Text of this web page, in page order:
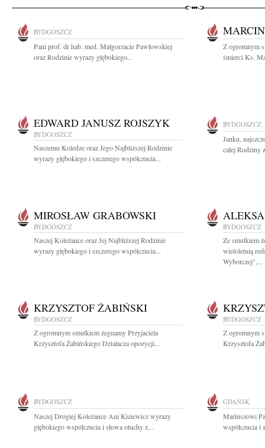
BYDGOSZCZ
Pani prof. dr hab. med. Małgorzacie Pawłowskiej
oraz Rodzinie wyrazy głębokiego...
Z ogromnym
śmierci Ks.
EDWARD JANUSZ ROJSZYK
BYDGOSZCZ
Naszemu Koledze oraz Jego Najbliższej Rodzinie
wyrazy głębokiego i szczerego współczucia...
BYDGOSZCZ
Janku,
całej Rodziny
MIROSŁAW GRABOWSKI
BYDGOSZCZ
Naszej Koleżance oraz Jej Najbliższej Rodzinie
wyrazy głębokiego i szczerego współczucia...
BYDGOSZCZ
Ze smutkiem
wieloletnią
Wyborczej",...
KRZYSZTOF ŻABIŃSKI
BYDGOSZCZ
Z ogromnym smutkiem żegnamy Przyjaciela
Krzysztofa Żabińskiego Działacza opozycji...
BYDGOSZCZ
Z ogromnym
Krzysztofa
BYDGOSZCZ
Naszej Drogiej Koleżance Ani Kiziewicz wyrazy
głębokiego współczucia i słowa otuchy z...
GDAŃSK
Mariuszowi
współczucia i